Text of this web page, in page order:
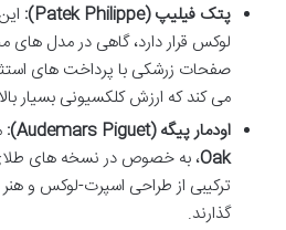
پتک فیلیپ (Patek Philippe):
لوکس قرار دارد، گاهی در مدل های
صفحات زرشکی با پرداخت های
می کند که ارزش کلکسیونی بسیار
اودمار پیگه (Audemars Piguet):
Oak، به خصوص در نسخه های
ترکیبی از طراحی اسپرت-لوکس و
گذارند.